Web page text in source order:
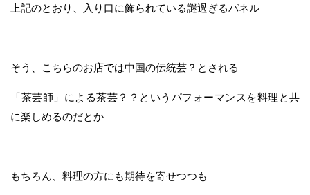
上記のとおり、入り口に飾られている謎過ぎるパネル
そう、こちらのお店では中国の伝統芸？とされる
「茶芸師」による茶芸？？というパフォーマンスを料理と共
に楽しめるのだとか
もちろん、料理の方にも期待を寄せつつも